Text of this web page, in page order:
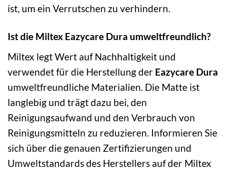
ist, um ein Verrutschen zu verhindern.
Ist die Miltex Eazycare Dura umweltfreundlich?
Miltex legt Wert auf Nachhaltigkeit und
verwendet für die Herstellung der Eazycare Dura
umweltfreundliche Materialien. Die Matte ist
langlebig und trägt dazu bei, den
Reinigungsaufwand und den Verbrauch von
Reinigungsmitteln zu reduzieren. Informieren Sie
sich über die genauen Zertifizierungen und
Umweltstandards des Herstellers auf der Miltex